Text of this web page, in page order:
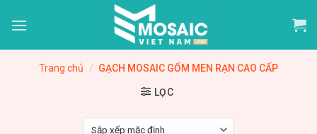
Trang chủ / GẠCH MOSAIC GỐM MEN RẠN CAO CẤP
LỌC